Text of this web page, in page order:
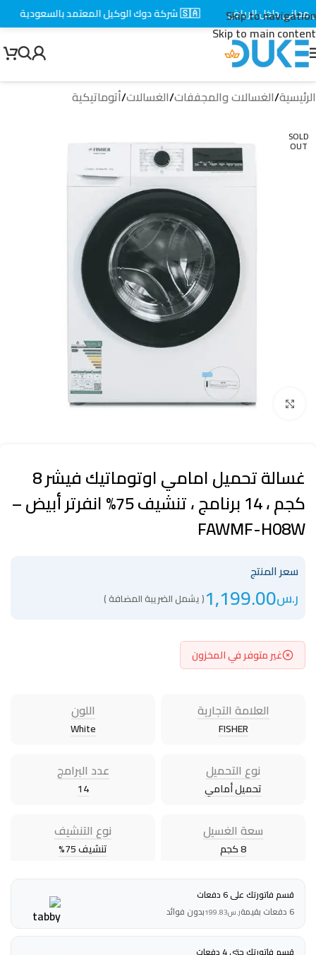
Skip to navigation
Skip to main content
الرئيسية/الغسالات والمجففات/الغسالات/أتوماتيكية
SOLD
OUT
Click to enlarge
غسالة تحميل امامي اوتوماتيك فيشر 8
كجم ، 14 برنامج ، تنشيف 75% انفرتر أبيض –
FAWMF-H08W
سعر المنتج
ر.س1,199.00( يشمل الضريبة المضافة )
غير متوفر في المخزون
العلامة التجارية
FISHER
اللون
White
نوع التحميل
تحميل أمامي
عدد البرامج
14
سعة الغسيل
8 كجم
نوع التنشيف
تنشيف 75%
قسم فاتورتك على 6 دفعات
6 دفعات بقيمة
ر.س199.83بدون فوائد
داخل الرياض 🇸🇦 شركة دوك الوكيل المعتمد بالسعودية